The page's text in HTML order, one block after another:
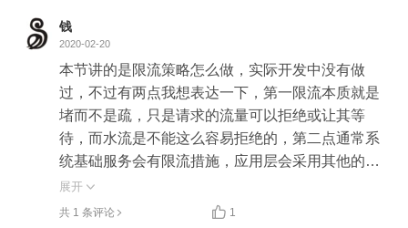
钱
2020-02-20
本节讲的是限流策略怎么做，实际开发中没有做
过，不过有两点我想表达一下，第一限流本质就是
堵而不是疏，只是请求的流量可以拒绝或让其等
待，而水流是不能这么容易拒绝的，第二点通常系
统基础服务会有限流措施，应用层会采用其他的方
式，当然，秒杀抢购的场景因为货物有限，也是需
要的。
展开 
共 1 条评论  1